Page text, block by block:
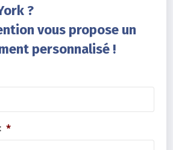
?
vous propose un
personnalisé !
*